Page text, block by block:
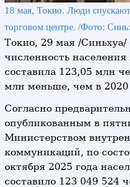
18 мая, Токио. Люди
торговом центре. /Фото:
Токио, 29 мая /Синьхуа/
численность
составила 123,05 млн
млн меньше, чем в 2020
Согласно
опубликованным в
Министерством
коммуникаций, по
октября 2025 года
составило 123 049 524